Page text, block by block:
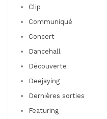
Clip
Communiqué
Concert
Dancehall
Découverte
Deejaying
Dernières sorties
Featuring